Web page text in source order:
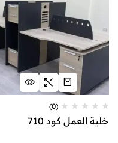
(0)
خلية العمل كود 710